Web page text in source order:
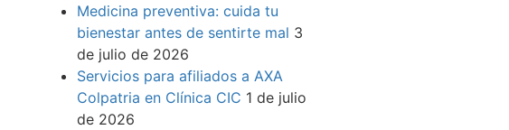
Medicina preventiva: cuida tu
bienestar antes de sentirte mal 3
de julio de 2026
Servicios para afiliados a AXA
Colpatria en Clínica CIC 1 de julio
de 2026